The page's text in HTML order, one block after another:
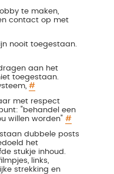
te maken,
contact op met
nooit toegestaan.
aan het
toegestaan.
#
met respect
"behandel een
willen worden" #
dubbele posts
het
stukje inhoud.
links,
strekking en